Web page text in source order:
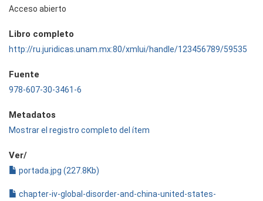
Acceso abierto
Libro completo
http://ru.juridicas.unam.mx:80/xmlui/handle/123456789/59535
Fuente
978-607-30-3461-6
Metadatos
Mostrar el registro completo del ítem
Ver/
portada.jpg (227.8Kb)
chapter-iv-global-disorder-and-china-united-states-